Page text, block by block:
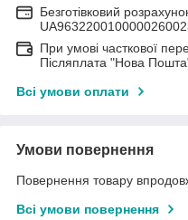
Безготівковий
При умові часткової
Післяплата "Нова
Всі умови оплати
Умови повернення
Повернення товару
Всі умови повернення